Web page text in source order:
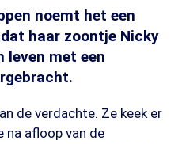
noemt het een
haar zoontje Nicky
leven met een
de verdachte. Ze keek er
na afloop van de